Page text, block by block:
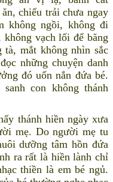
chiếu trải chưa ngay
không ngồi, không đi
vạch lối để băng
tà, mắt không nhìn sắc
những chuyện danh
đó uốn nắn đứa bé.
con không thánh
thánh hiền ngày xưa
mẹ. Do người mẹ tu
dưỡng tâm hồn đứa
ra rất là hiền lành chỉ
thiền là em bé ngủ.